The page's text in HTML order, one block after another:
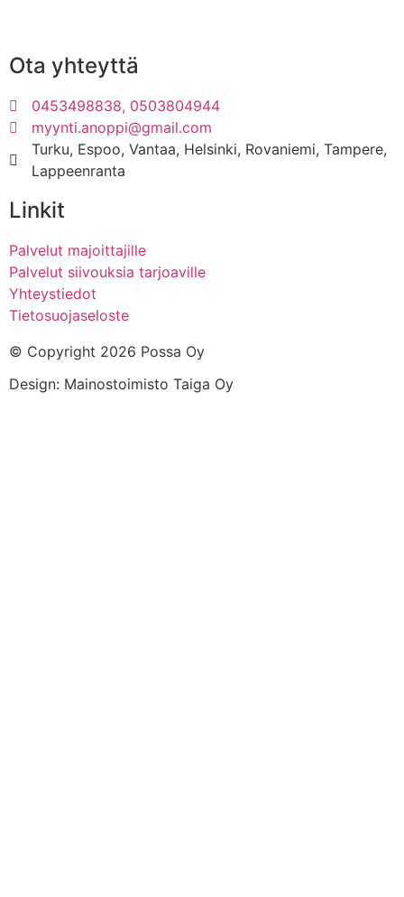
Ota yhteyttä
0453498838, 0503804944
myynti.anoppi@gmail.com
Turku, Espoo, Vantaa, Helsinki, Rovaniemi, Tampere,
Lappeenranta
Linkit
Palvelut majoittajille
Palvelut siivouksia tarjoaville
Yhteystiedot
Tietosuojaseloste
© Copyright 2026 Possa Oy
Design: Mainostoimisto Taiga Oy